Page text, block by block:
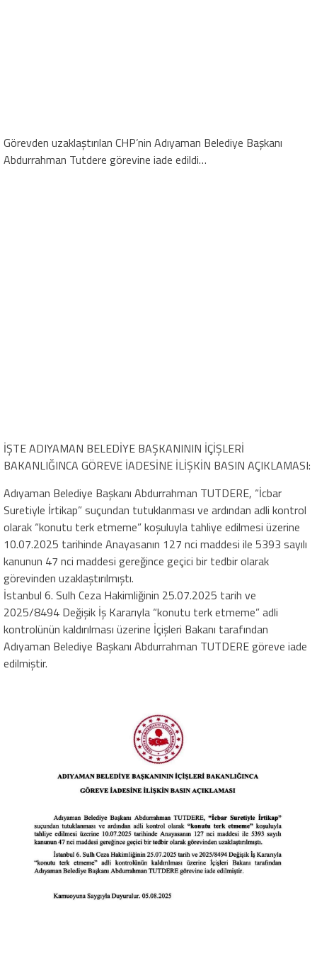
Görevden uzaklaştırılan CHP’nin Adıyaman Belediye Başkanı
Abdurrahman Tutdere görevine iade edildi…
İŞTE ADIYAMAN BELEDİYE BAŞKANININ İÇİŞLERİ
BAKANLIĞINCA GÖREVE İADESİNE İLİŞKİN BASIN AÇIKLAMASI:
Adıyaman Belediye Başkanı Abdurrahman TUTDERE, “İcbar
Suretiyle İrtikap” suçundan tutuklanması ve ardından adli kontrol
olarak “konutu terk etmeme” koşuluyla tahliye edilmesi üzerine
10.07.2025 tarihinde Anayasanın 127 nci maddesi ile 5393 sayılı
kanunun 47 nci maddesi gereğince geçici bir tedbir olarak
görevinden uzaklaştırılmıştı.
İstanbul 6. Sulh Ceza Hakimliğinin 25.07.2025 tarih ve
2025/8494 Değişik İş Kararıyla “konutu terk etmeme” adli
kontrolünün kaldırılması üzerine İçişleri Bakanı tarafından
Adıyaman Belediye Başkanı Abdurrahman TUTDERE göreve iade
edilmiştir.